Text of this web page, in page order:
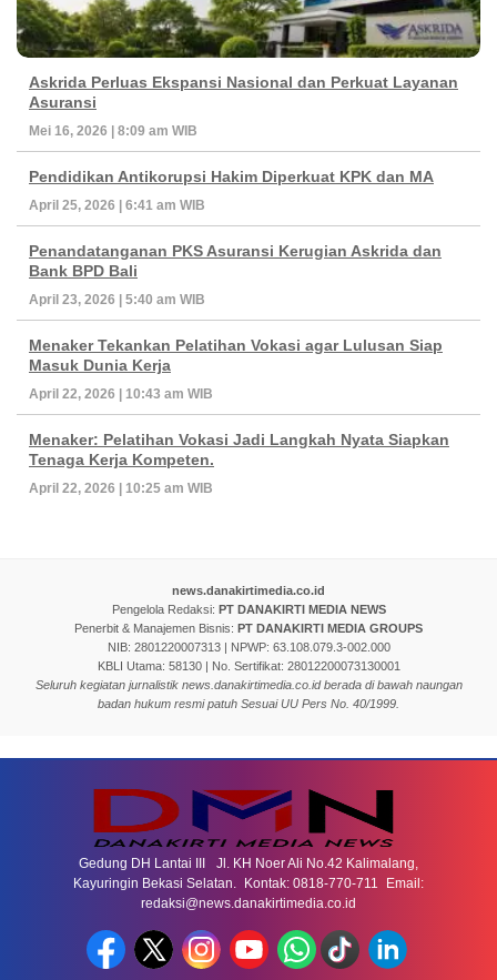
Askrida Perluas Ekspansi Nasional dan Perkuat Layanan
Asuransi
Mei 16, 2026 | 8:09 am WIB
Pendidikan Antikorupsi Hakim Diperkuat KPK dan MA
April 25, 2026 | 6:41 am WIB
Penandatanganan PKS Asuransi Kerugian Askrida dan
Bank BPD Bali
April 23, 2026 | 5:40 am WIB
Menaker Tekankan Pelatihan Vokasi agar Lulusan Siap
Masuk Dunia Kerja
April 22, 2026 | 10:43 am WIB
Menaker: Pelatihan Vokasi Jadi Langkah Nyata Siapkan
Tenaga Kerja Kompeten.
April 22, 2026 | 10:25 am WIB
news.danakirtimedia.co.id
Pengelola Redaksi: PT DANAKIRTI MEDIA NEWS
Penerbit & Manajemen Bisnis: PT DANAKIRTI MEDIA GROUPS
NIB: 2801220007313 | NPWP: 63.108.079.3-002.000
KBLI Utama: 58130 | No. Sertifikat: 28012200073130001
Seluruh kegiatan jurnalistik news.danakirtimedia.co.id berada di bawah naungan
badan hukum resmi patuh Sesuai UU Pers No. 40/1999.
Gedung DH Lantai III Jl. KH Noer Ali No.42 Kalimalang,
Kayuringin Bekasi Selatan. Kontak: 0818-770-711 Email:
redaksi@news.danakirtimedia.co.id